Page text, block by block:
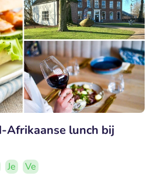
Afrikaanse lunch bij
Je
Ve